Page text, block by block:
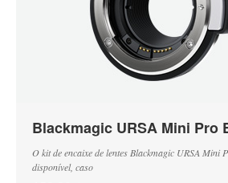
Blackmagic URSA Mini Pro
O kit de encaixe de lentes Blackmagic URSA Mini
disponível, caso